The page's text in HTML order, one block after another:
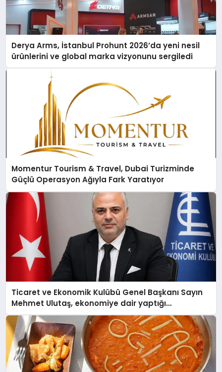
Derya Arms, İstanbul Prohunt 2026’da yeni nesil
ürünlerini ve global marka vizyonunu sergiledi
Momentur Tourism & Travel, Dubai Turizminde
Güçlü Operasyon Ağıyla Fark Yaratıyor
Ticaret ve Ekonomik Kulübü Genel Başkanı Sayın
Mehmet Ulutaş, ekonomiye dair yaptığı
açıklamada şunları kaydetti: